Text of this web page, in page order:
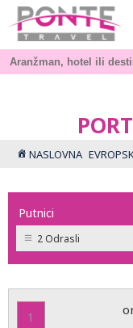
NASLOVNA
Putnici
2 Odrasli
1